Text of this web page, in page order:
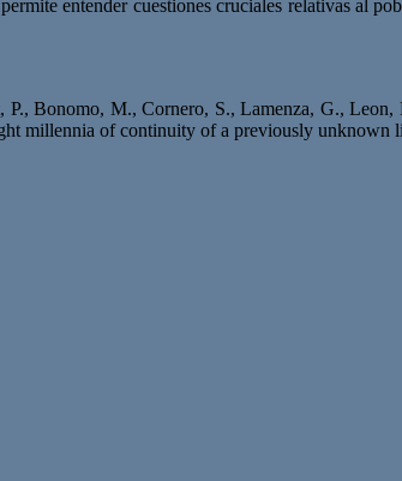
entender cuestiones cruciales relativas al
Bonomo, M., Cornero, S., Lamenza, G.,
millennia of continuity of a previously unknown